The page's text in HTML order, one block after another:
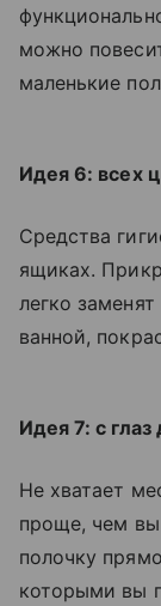
можно
маленькие
Идея 6: всех
Средства
ящиках.
легко
ванной,
Идея 7: с глаз
Не хватает
проще, чем вы
полочку
которыми вы